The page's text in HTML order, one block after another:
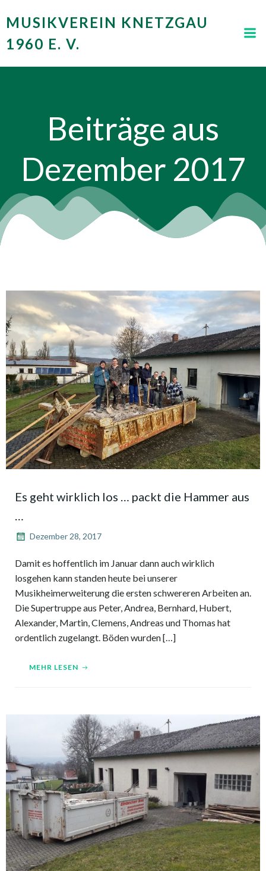
Inhalt
MUSIKVEREIN KNETZGAU
1960 E. V.
Beiträge aus
Dezember 2017
Es geht wirklich los … packt die Hammer aus
…
Dezember 28, 2017
Damit es hoffentlich im Januar dann auch wirklich
losgehen kann standen heute bei unserer
Musikheimerweiterung die ersten schwereren Arbeiten an.
Die Supertruppe aus Peter, Andrea, Bernhard, Hubert,
Alexander, Martin, Clemens, Andreas und Thomas hat
ordentlich zugelangt. Böden wurden […]
MEHR LESEN